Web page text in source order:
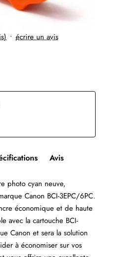
⭐️ Top Brand
• écrire un avis
Avis
photo cyan neuve,
Canon BCI-3EPC/6PC.
économique et de haute
avec la cartouche BCI-
Canon et sera la solution
à économiser sur vos